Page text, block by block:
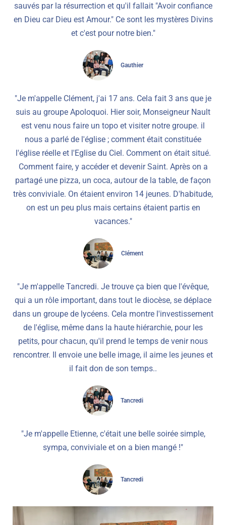
sauvés par la résurrection et qu'il fallait "Avoir confiance
en Dieu car Dieu est Amour." Ce sont les mystères Divins
et c'est pour notre bien."
Gauthier
"Je m'appelle Clément, j'ai 17 ans. Cela fait 3 ans que je
suis au groupe Apoloquoi. Hier soir, Monseigneur Nault
est venu nous faire un topo et visiter notre groupe. il
nous a parlé de l'église ; comment était constituée
l'église réelle et l'Eglise du Ciel. Comment on était situé.
Comment faire, y accéder et devenir Saint. Après on a
partagé une pizza, un coca, autour de la table, de façon
très conviviale. On étaient environ 14 jeunes. D'habitude,
on est un peu plus mais certains étaient partis en
vacances."
Clément
"Je m'appelle Tancredi. Je trouve ça bien que l'évêque,
qui a un rôle important, dans tout le diocèse, se déplace
dans un groupe de lycéens. Cela montre l'investissement
de l'église, même dans la haute hiérarchie, pour les
petits, pour chacun, qu'il prend le temps de venir nous
rencontrer. Il envoie une belle image, il aime les jeunes et
il fait don de son temps..
Tancredi
"Je m'appelle Etienne, c'était une belle soirée simple,
sympa, conviviale et on a bien mangé !"
Tancredi